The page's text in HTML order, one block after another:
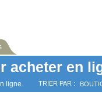
acheter en
ligne. TRIER PAR :